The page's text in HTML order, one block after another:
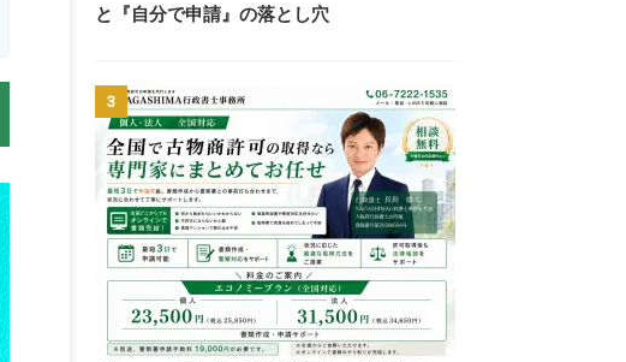
と『自分で申請』の落とし穴
3